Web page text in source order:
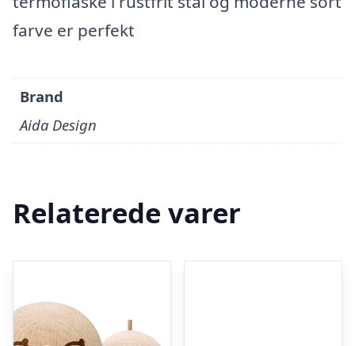
farve er perfekt
Brand
Aida Design
Relaterede varer